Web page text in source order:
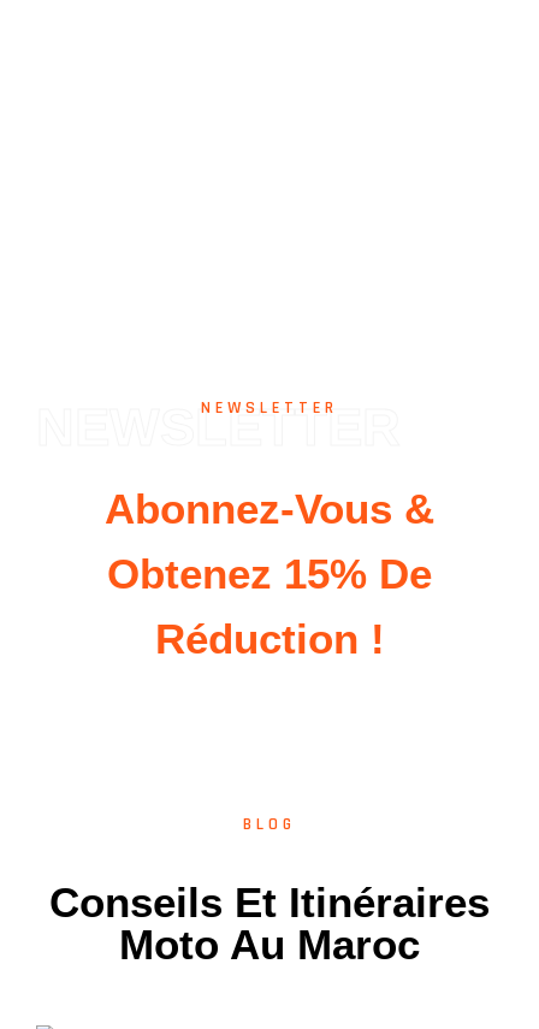
NEWSLETTER
NEWSLETTER
Abonnez-Vous &
Obtenez 15% De
Réduction !
BLOG
Conseils Et Itinéraires
Moto Au Maroc